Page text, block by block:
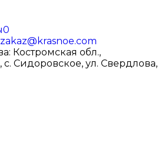
0
zakaz@krasnoe.com
Костромская обл.,
Сидоровское, ул. Свердлова,